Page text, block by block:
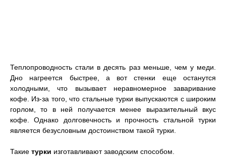
Теплопроводность стали в десять раз меньше, чем у меди.
Дно нагреется быстрее, а вот стенки еще останутся
холодными, что вызывает неравномерное заваривание
кофе. Из-за того, что стальные турки выпускаются с широким
горлом, то в ней получается менее выразительный вкус
кофе. Однако долговечность и прочность стальной турки
является безусловным достоинством такой турки.
Такие турки изготавливают заводским способом.